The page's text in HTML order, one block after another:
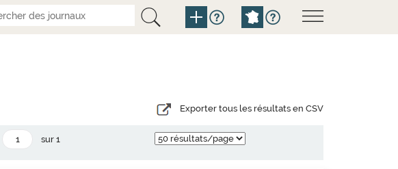
Exporter tous les résultats en CSV
sur 1